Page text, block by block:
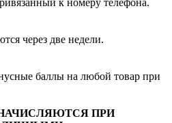
через две недели.
баллы на любой товар при
ПРИ